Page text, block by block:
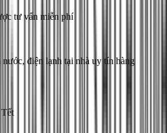
tư vấn miễn phí
điện lạnh tại nhà uy tín hàng